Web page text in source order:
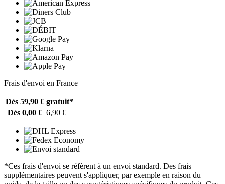
Frais d'envoi en France
Dès 59,90 € gratuit*
Dès 0,00 € 6,90 €
*Ces frais d'envoi se réfèrent à un envoi standard. Des frais
supplémentaires peuvent s'appliquer, par exemple en raison du